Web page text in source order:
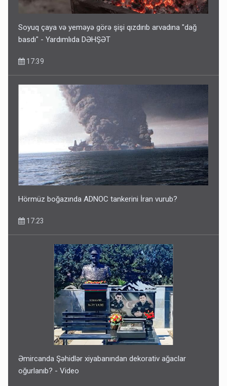
Soyuq çaya və yeməyə görə şişi qızdırıb arvadına "dağ
basdı" - Yardımlıda DƏHŞƏT
17:39
Hörmüz boğazında ADNOC tankerini İran vurub?
17:23
Əmircanda Şəhidlər xiyabanından dekorativ ağaclar
oğurlanıb? - Video